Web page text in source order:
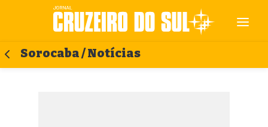
Sorocaba / Notícias